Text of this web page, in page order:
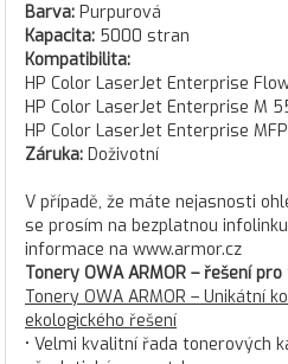
Barva: Purpurová
Kapacita: 5000 stran
Kompatibilita:
HP Color LaserJet Enterprise
HP Color LaserJet Enterprise M
HP Color LaserJet Enterprise
Záruka: Doživotní
V případě, že máte nejasnosti
se prosím na bezplatnou
informace na www.armor.cz
Tonery OWA ARMOR – řešení
Tonery OWA ARMOR – Unikátní
ekologického řešení
• Velmi kvalitní řada tonerových